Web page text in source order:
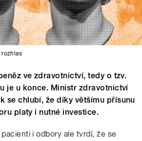
rozhlas
ve zdravotnictví, tedy o tzv.
je u konce. Ministr zdravotnictví
se chlubí, že díky většímu přísunu
platy i nutné investice.
i odbory ale tvrdí, že se